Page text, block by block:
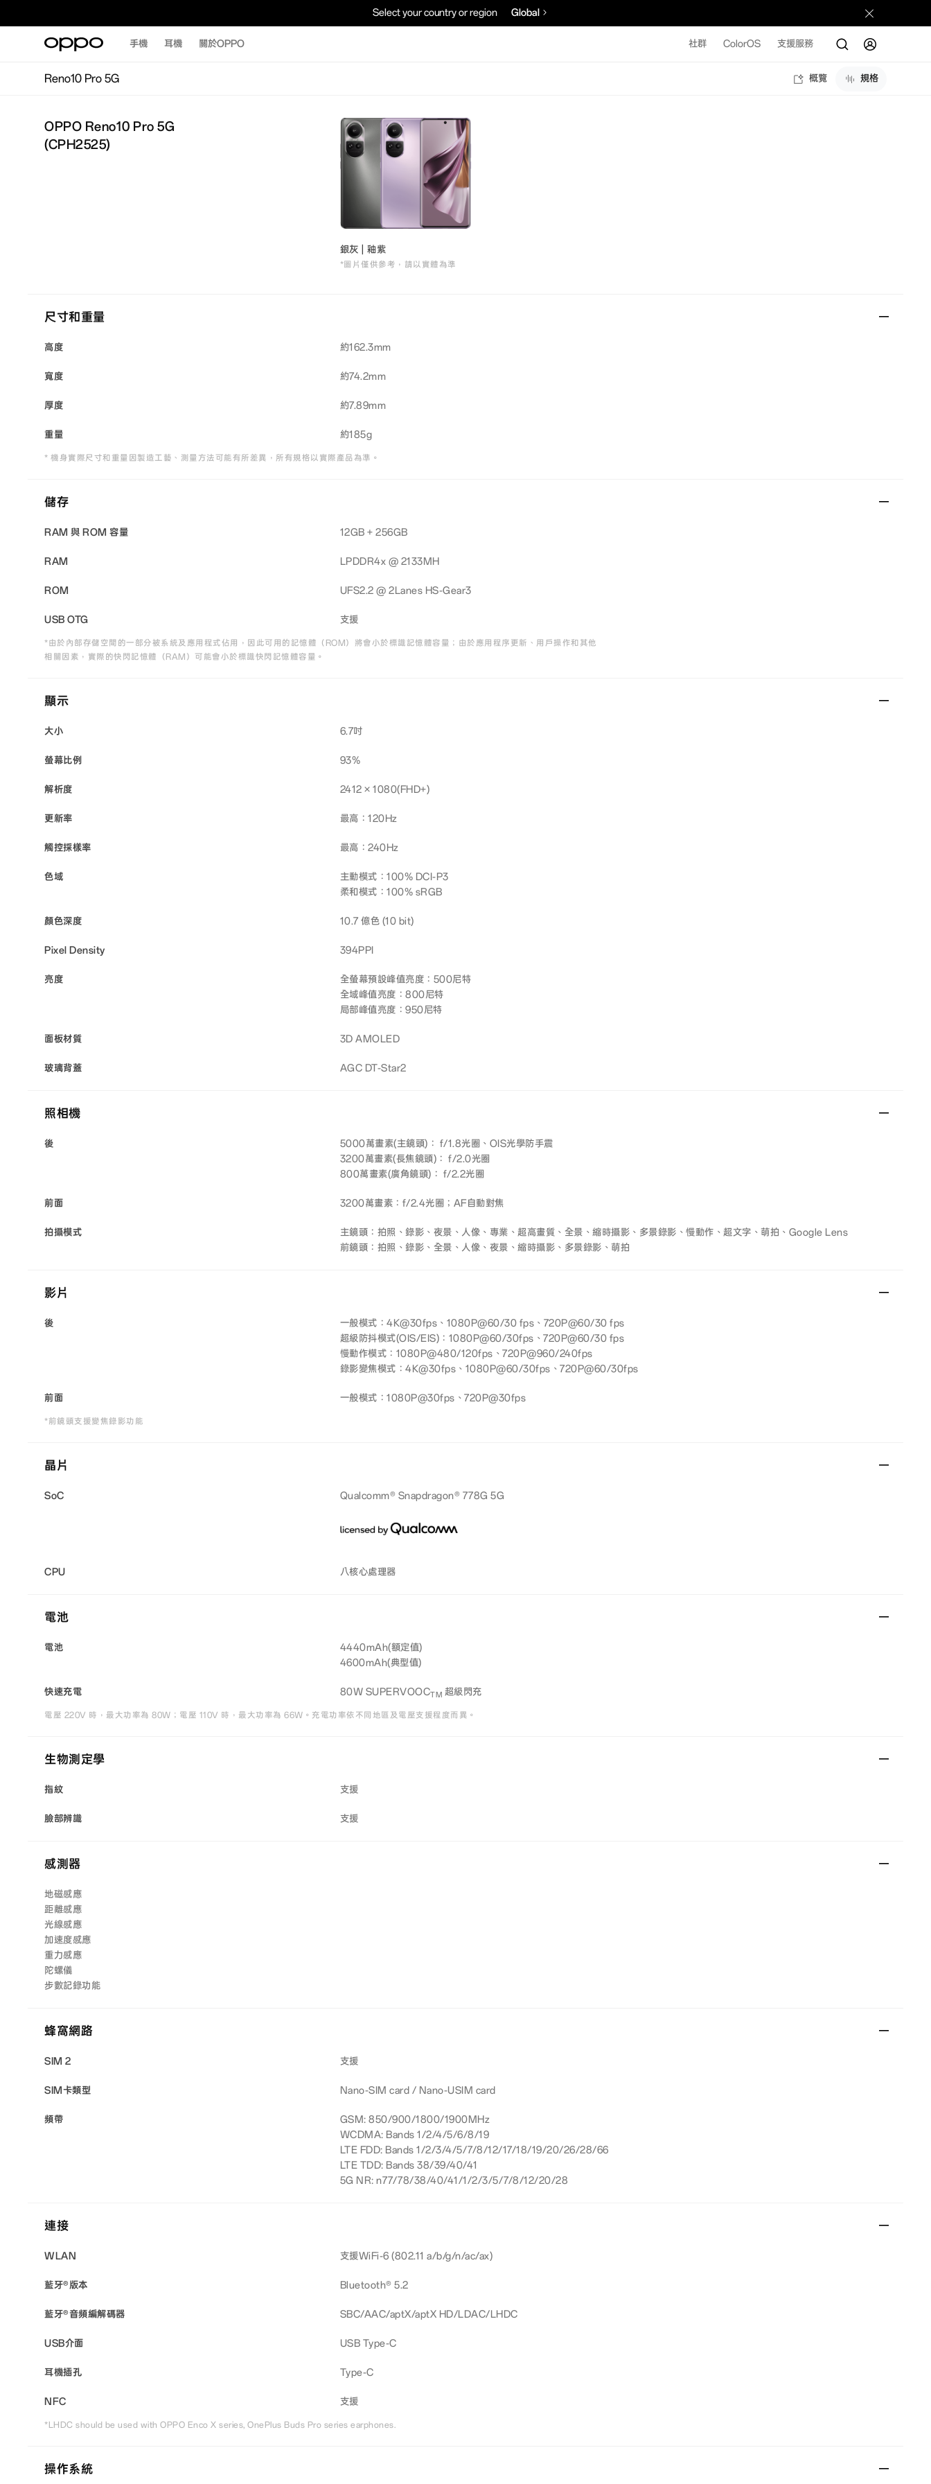
Select your country or region Global
手機 耳機 關於OPPO 社群 ColorOS 支援服務
Reno10 Pro 5G 概覽 規格
OPPO Reno10 Pro 5G
(CPH2525)
銀灰 | 釉紫
*圖片僅供參考，請以實體為準
尺寸和重量
高度 約162.3mm
寬度 約74.2mm
厚度 約7.89mm
重量 約185g
* 機身實際尺寸和重量因製造工藝、測量方法可能有所差異，所有規格以實際產品為準。
儲存
RAM 與 ROM 容量 12GB + 256GB
RAM LPDDR4x @ 2133MH
ROM UFS2.2 @ 2Lanes HS-Gear3
USB OTG 支援
*由於內部存儲空間的一部分被系統及應用程式佔用，因此可用的記憶體（ROM）將會小於標識記憶體容量；由於應用程序更新、用戶操作和其他
相關因素，實際的快閃記憶體（RAM）可能會小於標識快閃記憶體容量。
顯示
大小 6.7吋
螢幕比例 93%
解析度 2412 × 1080(FHD+)
更新率 最高：120Hz
觸控採樣率 最高：240Hz
色域
主動模式：100% DCI-P3
柔和模式：100% sRGB
顏色深度 10.7 億色 (10 bit)
Pixel Density 394PPI
亮度
全螢幕預設峰值亮度：500尼特
全域峰值亮度：800尼特
局部峰值亮度：950尼特
面板材質 3D AMOLED
玻璃背蓋 AGC DT-Star2
照相機
後
5000萬畫素(主鏡頭)： f/1.8光圈、OIS光學防手震
3200萬畫素(長焦鏡頭)： f/2.0光圈
800萬畫素(廣角鏡頭)： f/2.2光圈
前面 3200萬畫素：f/2.4光圈；AF自動對焦
拍攝模式
主鏡頭：拍照、錄影、夜景、人像、專業、超高畫質、全景、縮時攝影、多景錄影、慢動作、超文字、萌拍、Google Lens
前鏡頭：拍照、錄影、全景、人像、夜景、縮時攝影、多景錄影、萌拍
影片
後
一般模式：4K@30fps、1080P@60/30 fps、720P@60/30 fps
超級防抖模式(OIS/EIS)：1080P@60/30fps、720P@60/30 fps
慢動作模式：1080P@480/120fps、720P@960/240fps
錄影變焦模式：4K@30fps、1080P@60/30fps、720P@60/30fps
前面 一般模式：1080P@30fps、720P@30fps
*前鏡頭支援變焦錄影功能
晶片
SoC Qualcomm® Snapdragon® 778G 5G
CPU 八核心處理器
電池
電池
4440mAh(額定值)
4600mAh(典型值)
快速充電 80W SUPERVOOCTM 超級閃充
電壓 220V 時，最大功率為 80W；電壓 110V 時，最大功率為 66W。充電功率依不同地區及電壓支援程度而異。
生物測定學
指紋 支援
臉部辨識 支援
感測器
地磁感應
距離感應
光線感應
加速度感應
重力感應
陀螺儀
步數記錄功能
蜂窩網路
SIM 2 支援
SIM卡類型 Nano-SIM card / Nano-USIM card
頻帶
GSM: 850/900/1800/1900MHz
WCDMA: Bands 1/2/4/5/6/8/19
LTE FDD: Bands 1/2/3/4/5/7/8/12/17/18/19/20/26/28/66
LTE TDD: Bands 38/39/40/41
5G NR: n77/78/38/40/41/1/2/3/5/7/8/12/20/28
連接
WLAN 支援WiFi-6 (802.11 a/b/g/n/ac/ax)
藍牙®版本 Bluetooth® 5.2
藍牙®音頻編解碼器 SBC/AAC/aptX/aptX HD/LDAC/LHDC
USB介面 USB Type-C
耳機插孔 Type-C
NFC 支援
*LHDC should be used with OPPO Enco X series, OnePlus Buds Pro series earphones.
操作系統